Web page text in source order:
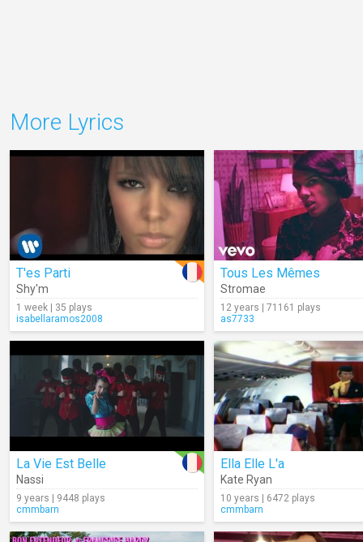
More Lyrics
T'es Parti
Shy'm
1 week | 35 plays
isabellaramos2008
Tous Les Mêmes
Stromae
12 years | 71161 plays
as7733
La Vie Est Belle
Nassi
9 years | 9448 plays
cmmbarn
Ella Elle L'a
Kate Ryan
10 years | 6472 plays
cmmbarn